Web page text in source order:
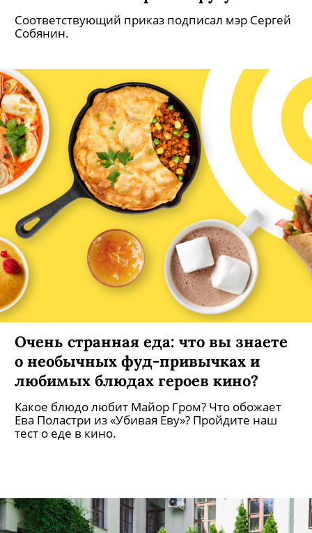
антителами к коронавирусу
Соответствующий приказ подписал мэр Сергей
Очень странная еда: что вы знаете
о необычных фуд-привычках и
любимых блюдах героев кино?
Какое блюдо любит Майор Гром? Что обожает
Ева Поластри из «Убивая Еву»? Пройдите наш